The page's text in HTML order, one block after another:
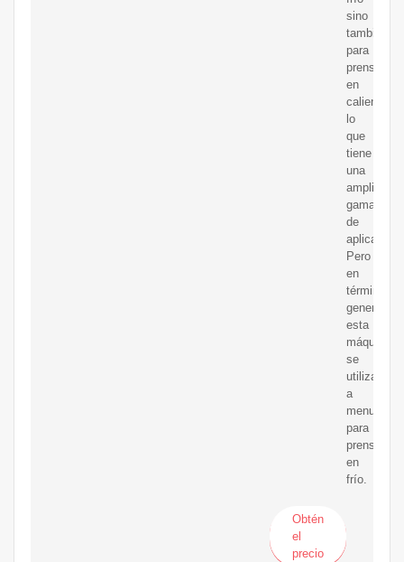
sino
también
para
prensado
en
caliente,
lo
que
tiene
una
amplia
gama
de
Pero
en
términos
generales,
esta
máquina
se
utiliza
a
menudo
para
prensado
en
frío.
Obtén
el
precio